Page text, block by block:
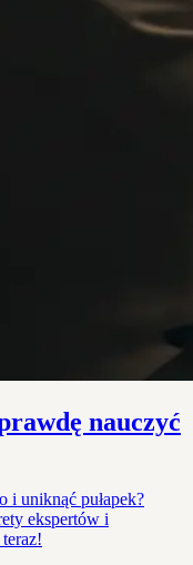
nauczyć
i uniknąć pułapek?
ekspertów i